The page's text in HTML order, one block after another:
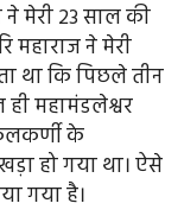
ने मेरी 23 साल की
महाराज ने मेरी
था कि पिछले तीन
ही महामंडलेश्वर
के
हो गया था। ऐसे
गया है।